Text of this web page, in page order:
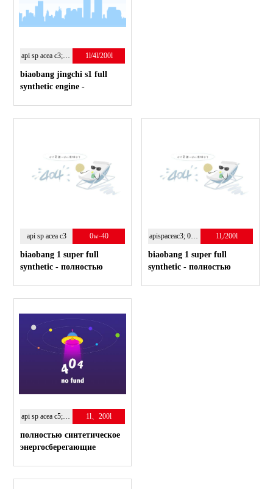
api sp acea c3;5w-30 1l/4l/200l
biaobang jingchi s1 full
synthetic engine -
api sp acea c3 0w-40
biaobang 1 super full
synthetic - полностью
apispaceac3; 0w-30 1l,/200l
biaobang 1 super full
synthetic - полностью
api sp acea c5;0w-20 1l、200l
полностью синтетическое
энергосберегающие